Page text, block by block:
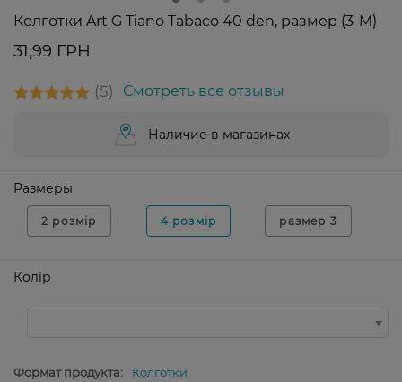
Колготки Art G Tiano Tabaco 40 den, размер (3-M)
31,99 ГРН
5 Смотреть все отзывы
Наличие в магазинах
Размеры
2 розмір 4 розмір размер 3
Колір
Формат продукта:
Колготки